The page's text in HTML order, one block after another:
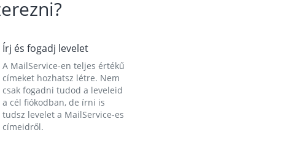
Írj és fogadj levelet
A MailService-en teljes értékű
címeket hozhatsz létre. Nem
csak fogadni tudod a leveleid
a cél fiókodban, de írni is
tudsz levelet a MailService-es
címeidről.